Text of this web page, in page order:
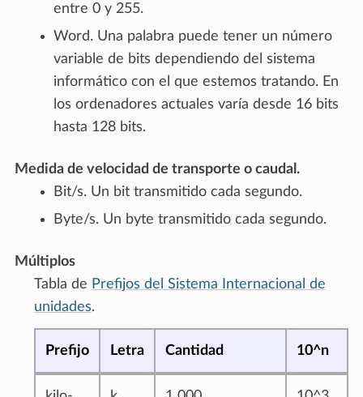
entre 0 y 255.
Word. Una palabra puede tener un número
variable de bits dependiendo del sistema
informático con el que estemos tratando. En
los ordenadores actuales varía desde 16 bits
hasta 128 bits.
Medida de velocidad de transporte o caudal.
Bit/s. Un bit transmitido cada segundo.
Byte/s. Un byte transmitido cada segundo.
Múltiplos
Tabla de Prefijos del Sistema Internacional de
unidades.
Prefijo Letra Cantidad 10^n